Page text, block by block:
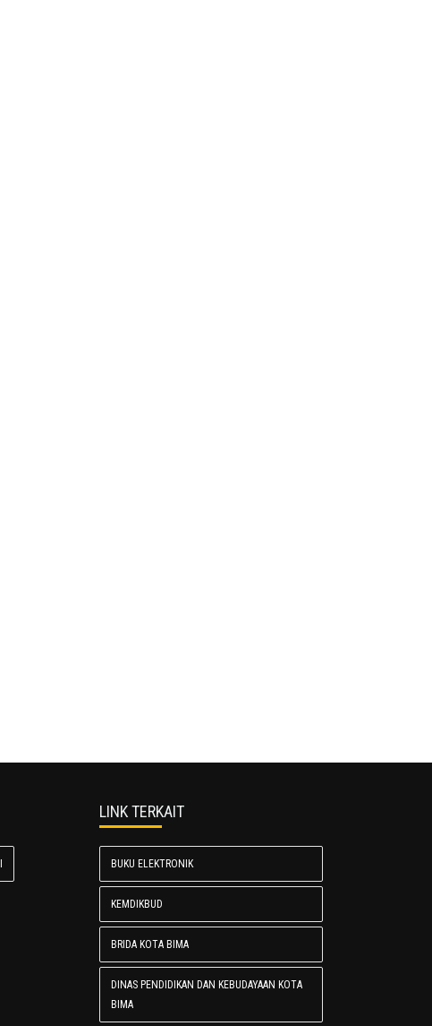
LINK TERKAIT
BUKU ELEKTRONIK
KEMDIKBUD
BRIDA KOTA BIMA
DINAS PENDIDIKAN DAN KEBUDAYAAN KOTA
BIMA